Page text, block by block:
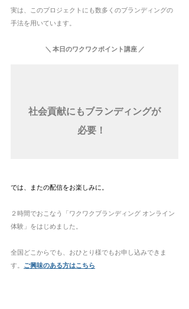
実は、このプロジェクトにも数多くのブランディングの
手法を用いています。
＼ 本日のワクワクポイント講座 ／
社会貢献にもブランディングが
必要！
では、またの配信をお楽しみに。
２時間でおこなう「ワクワクブランディング オンライン
体験」をはじめました。
全国どこからでも、おひとり様でもお申し込みできま
す。 ご興味のある方はこちら